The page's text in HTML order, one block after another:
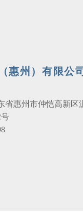
惠州）有限公司
省惠州市仲恺高新区